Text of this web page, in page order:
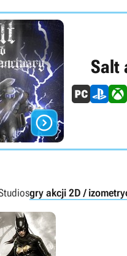

Salt
gry akcji 2D /